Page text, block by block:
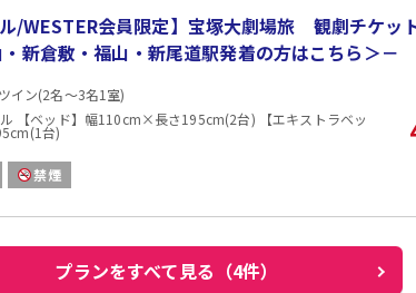
/WESTER会員限定】宝塚大劇場旅 観劇チケッ
・新倉敷・福山・新尾道駅発着の方はこちら＞－
イン(2名～3名1室)
ル 【ベッド】幅110cm×長さ195cm(2台) 【エキストラベッ
台)
禁煙
プランをすべて見る（4件）